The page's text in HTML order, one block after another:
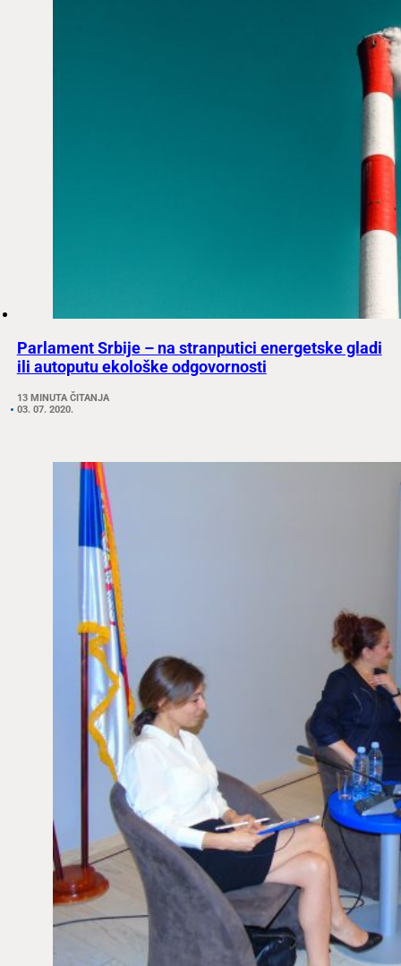
Parlament Srbije – na stranputici energetske gladi
ili autoputu ekološke odgovornosti
13 MINUTA ČITANJA
03. 07. 2020.